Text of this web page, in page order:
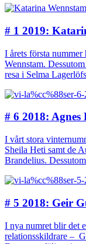
# 1 2019:
I årets första
Wennstam.
resa i Selma
# 6 2018:
I vårt stora
Sheila Heti samt de
Brandelius.
# 5 2018: Geir
I nya numret blir det
relationsskildrare –